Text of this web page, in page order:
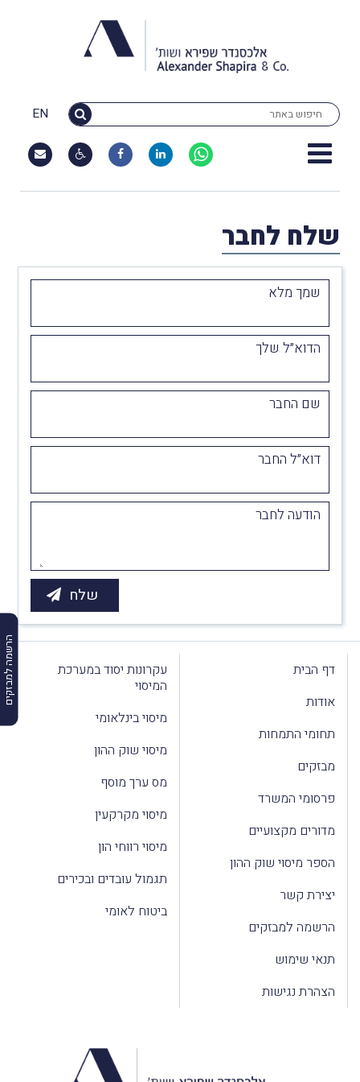
EN
הרשמה למבזקים
שלח לחבר
שמך מלא
הדוא״ל שלך
שם החבר
דוא״ל החבר
הודעה לחבר
דף הבית
אודות
תחומי התמחות
מבזקים
פרסומי המשרד
מדורים מקצועיים
הספר מיסוי שוק ההון
יצירת קשר
הרשמה למבזקים
תנאי שימוש
הצהרת נגישות
עקרונות יסוד במערכת
המיסוי
מיסוי בינלאומי
מיסוי שוק ההון
מס ערך מוסף
מיסוי מקרקעין
מיסוי רווחי הון
תגמול עובדים ובכירים
ביטוח לאומי